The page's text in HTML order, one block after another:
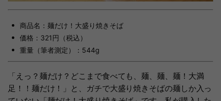
商品名：麺だけ！大盛り焼きそば
価格：321円（税込）
重量（筆者測定）：544g
「えっ？麺だけ？どこまで食べても、麺、麺、麺！大満
足！！麺だけ！」と、ガチで大盛り焼きそばの麺しか入っ